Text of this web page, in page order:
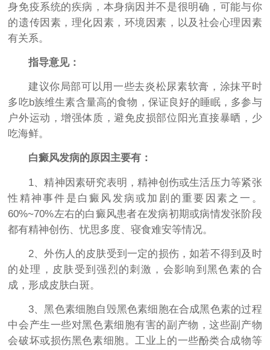
身免疫系统的疾病，本身病因并不是很明确，可能与你
的遗传因素，理化因素，环境因素，以及社会心理因素
有关系。
指导意见：
建议你局部可以用一些去炎松尿素软膏，涂抹平时
多吃b族维生素含量高的食物，保证良好的睡眠，多参与
户外运动，增强体质，避免皮损部位阳光直接暴晒，少
吃海鲜。
白癜风发病的原因主要有：
1、精神因素研究表明，精神创伤或生活压力等紧张
性精神事件是白癜风发病或加剧的重要因素之一。
60%~70%左右的白癜风患者在发病初期或病情发张阶段
都有精神创伤、忧思多度、寝食难安等情况。
2、外伤人的皮肤受到一定的损伤，如若不得到及时
的处理，皮肤受到强烈的刺激，会影响到黑色素的合
成，形成皮肤白斑。
3、黑色素细胞自毁黑色素细胞在合成黑色素的过程
中会产生一些对黑色素细胞有害的副产物，这些副产物
会破坏或损伤黑色素细胞。工业上的一些酚类合成物等